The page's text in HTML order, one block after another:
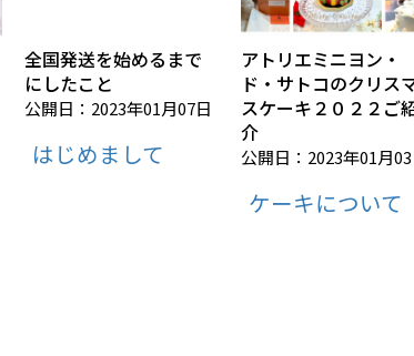
全国発送を始めるまで
にしたこと
公開日：2023年01月07日
はじめまして
アトリエミニヨン・
ド・サトコのクリス
スケーキ２０２２ご
介
公開日：2023年01月
ケーキについて